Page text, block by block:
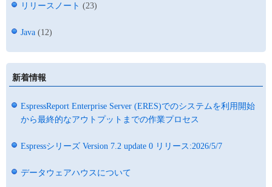
リリースノート (23)
Java (12)
新着情報
EspressReport Enterprise Server (ERES)でのシステムを利用開始
から最終的なアウトプットまでの作業プロセス
Espressシリーズ Version 7.2 update 0 リリース:2026/5/7
データウェアハウスについて